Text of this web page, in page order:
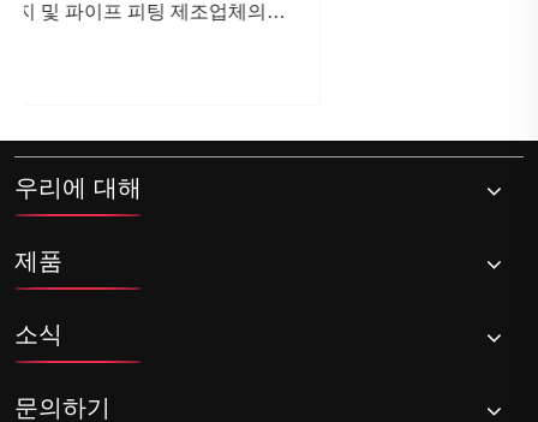
템을위한 필수 보호
우리에 대해
제품
소식
문의하기